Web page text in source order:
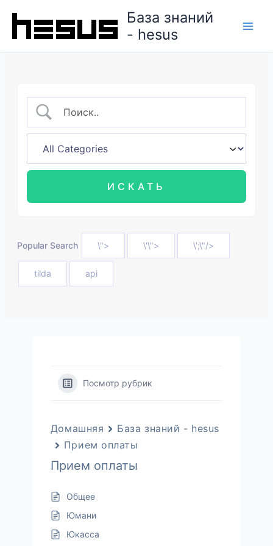
содержимому
База знаний
- hesus
Popular Search \"> \'\"> \';\"/>
tilda api
Посмотр рубрик
Домашняя
База знаний - hesus
Прием оплаты
Прием оплаты
Общее
Юмани
Юкасса